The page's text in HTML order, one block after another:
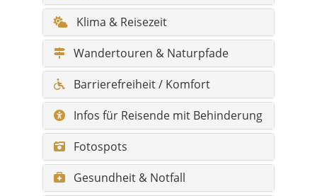
Klima & Reisezeit
Wandertouren & Naturpfade
Barrierefreiheit / Komfort
Infos für Reisende mit Behinderung
Fotospots
Gesundheit & Notfall